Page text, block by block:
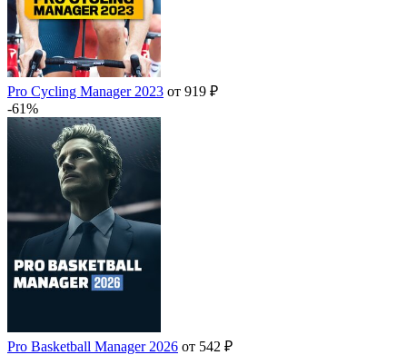
Pro Cycling Manager 2023 от 919 ₽
-61%
Pro Basketball Manager 2026 от 542 ₽